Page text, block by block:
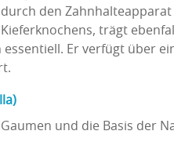
den
trägt
Er verfügt über
und die Basis der